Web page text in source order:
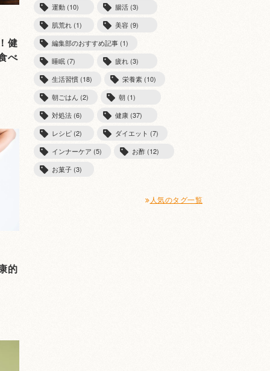
健
べ
的
運動 (10)
腸活 (3)
肌荒れ (1)
美容 (9)
編集部のおすすめ記事 (1)
睡眠 (7)
疲れ (3)
生活習慣 (18)
栄養素 (10)
朝ごはん (2)
朝 (1)
対処法 (6)
健康 (37)
レシピ (2)
ダイエット (7)
インナーケア (5)
お酢 (12)
お菓子 (3)
人気のタグ一覧